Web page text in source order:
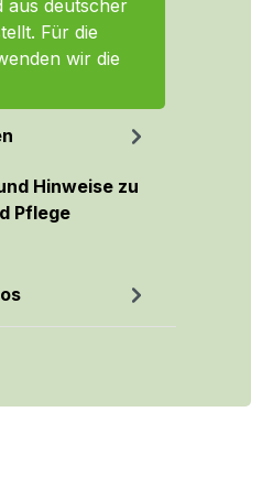
aus deutscher
Für die
wir die
Hinweise zu
Pflege